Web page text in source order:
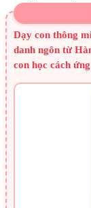
Dạy con thông
danh ngôn từ
con học cách